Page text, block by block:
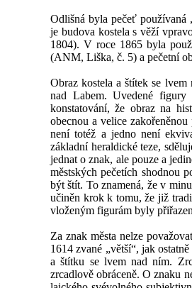
Odlišná byla pečeť používaná
je budova kostela s věží
1804). V roce 1865 byla
(ANM, Liška, č. 5) a pečetní
Obraz kostela a štítek se
nad Labem. Uvedené figury
konstatování, že obraz na
obecnou a velice
není totéž a jedno není
základní heraldické teze,
jednat o znak, ale pouze a
městských pečetích shodnou
být štít. To znamená, že v
učiněn krok k tomu, že již
vloženým figurám byly
Za znak města nelze
1614 zvané „větší“, jak
a štítku se lvem nad ním.
zrcadlově obráceně. O znaku